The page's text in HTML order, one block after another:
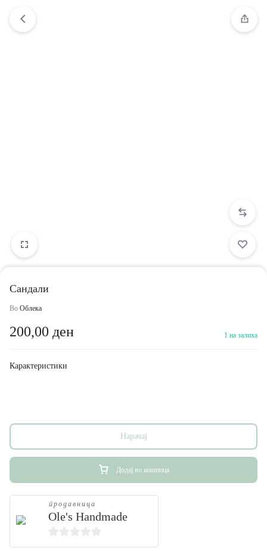
Сандали
Во Облека
200,00 ден 1 на залиха
Карактеристики
Додај во кошница
Нарачај
продавница
Ole's Handmade
0